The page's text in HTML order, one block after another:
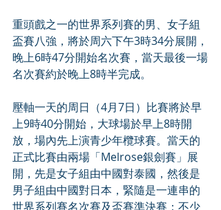
重頭戲之一的世界系列賽的男、女子組
盃賽八強，將於周六下午3時34分展開，
晚上6時47分開始名次賽，當天最後一場
名次賽約於晚上8時半完成。
壓軸一天的周日（4月7日）比賽將於早
上9時40分開始，大球場於早上8時開
放，場內先上演青少年欖球賽。當天的
正式比賽由兩場「Melrose銀劍賽」展
開，先是女子組由中國對泰國，然後是
男子組由中國對日本，緊隨是一連串的
世界系列賽名次賽及盃賽準決賽；不少